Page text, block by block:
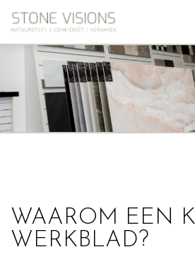
WAAROM EEN
WERKBLAD?